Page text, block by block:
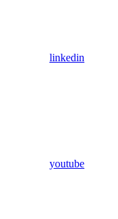
linkedin
youtube